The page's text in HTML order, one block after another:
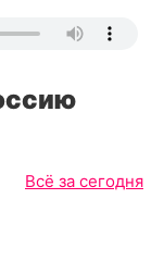
Всё за сегодня